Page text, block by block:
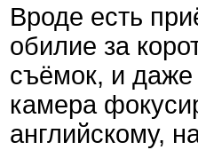
Вроде есть
обилие за
съёмок, и даже
камера
английскому,